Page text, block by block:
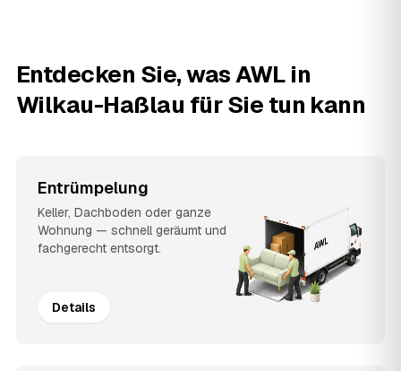
Entdecken Sie, was AWL in
Wilkau-Haßlau für Sie tun kann
Entrümpelung
Keller, Dachboden oder ganze
Wohnung — schnell geräumt und
fachgerecht entsorgt.
Details